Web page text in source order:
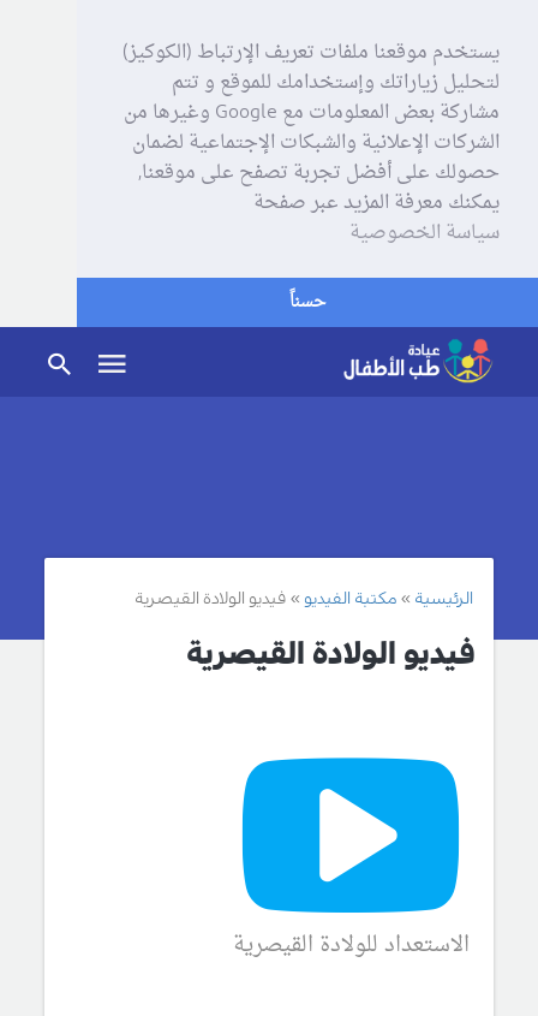
يستخدم موقعنا ملفات تعريف الإرتباط (الكوكيز)
لتحليل زياراتك وإستخدامك للموقع و تتم
مشاركة بعض المعلومات مع Google وغيرها من
الشركات الإعلانية والشبكات الإجتماعية لضمان
حصولك على أفضل تجربة تصفح على موقعنا,
يمكنك معرفة المزيد عبر صفحة
سياسة الخصوصية
حسناً
الرئيسية مكتبة الفيديو فيديو الولادة القيصرية
فيديو الولادة القيصرية
الاستعداد للولادة القيصرية